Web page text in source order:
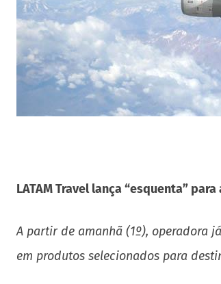
LATAM Travel lança “esquenta”
A partir de amanhã (1º), operadora
em produtos selecionados para